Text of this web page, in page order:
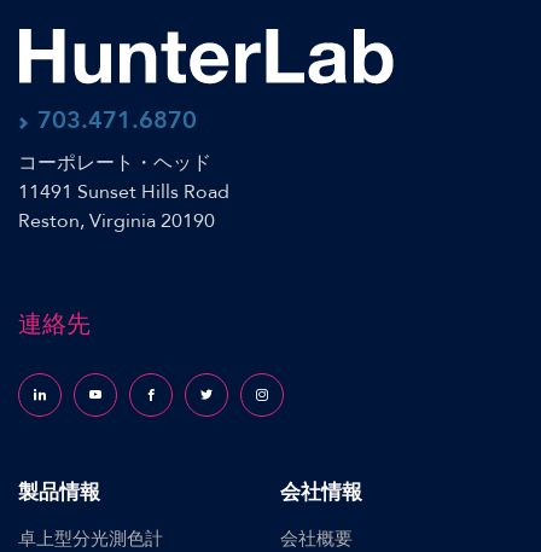
703.471.6870
コーポレート・ヘッド
11491 Sunset Hills Road
Reston, Virginia 20190
連絡先
Follow us on LinkedInFollow us on YouTubeFollow us on Facebook
Follow us on X (formerly Twitter)
Follow us on Instagram
製品情報
卓上型分光測色計
会社情報
会社概要